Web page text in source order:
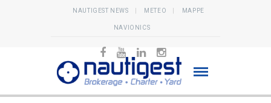
NAUTIGEST NEWS METEO MAPPE
NAVIONICS